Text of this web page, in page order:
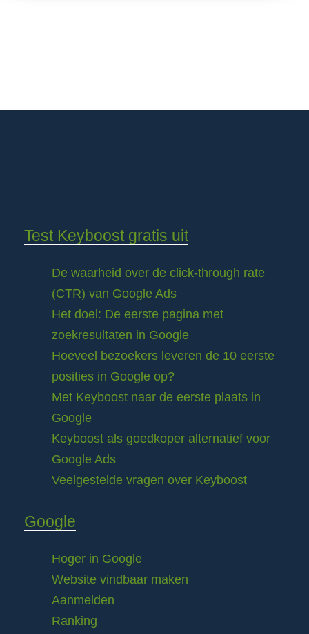
Test Keyboost gratis uit
De waarheid over de click-through rate
(CTR) van Google Ads
Het doel: De eerste pagina met
zoekresultaten in Google
Hoeveel bezoekers leveren de 10 eerste
posities in Google op?
Met Keyboost naar de eerste plaats in
Google
Keyboost als goedkoper alternatief voor
Google Ads
Veelgestelde vragen over Keyboost
Google
Hoger in Google
Website vindbaar maken
Aanmelden
Ranking